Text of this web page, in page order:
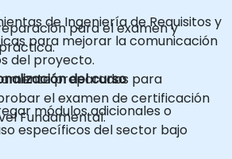
de Ingeniería de Requisitos y
para mejorar la comunicación
del proyecto.
preparados para
el examen de certificación
Fundamental.
para el examen y
del curso
módulos adicionales o
específicos del sector bajo